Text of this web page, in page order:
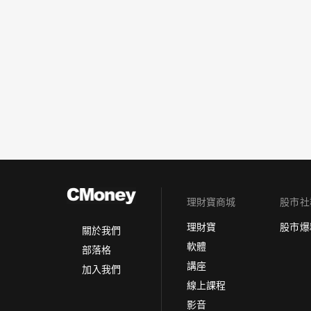
關於我們
部落格
加入我們
理財寶商城
理財寶
軟體
講座
線上課程
影音
股市
股市